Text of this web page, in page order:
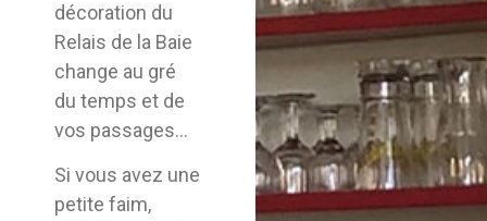
décoration du
Relais de la Baie
change au gré
du temps et de
vos passages…
Si vous avez une
petite faim,